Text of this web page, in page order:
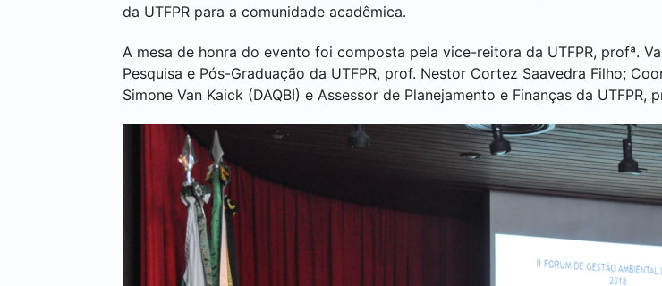
da UTFPR para a comunidade acadêmica.
A mesa de honra do evento foi composta pela vice-reitora da UTFPR, profª.
Pesquisa e Pós-Graduação da UTFPR, prof. Nestor Cortez Saavedra Filho;
Simone Van Kaick (DAQBI) e Assessor de Planejamento e Finanças da UTFPR,